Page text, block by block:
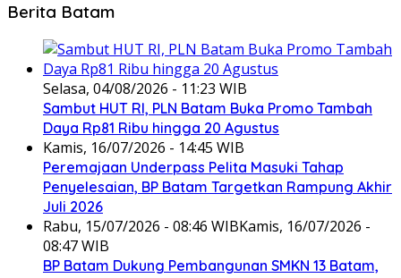
Berita Batam
Selasa, 04/08/2026 - 11:23 WIB
Sambut HUT RI, PLN Batam Buka Promo Tambah
Daya Rp81 Ribu hingga 20 Agustus
Kamis, 16/07/2026 - 14:45 WIB
Peremajaan Underpass Pelita Masuki Tahap
Penyelesaian, BP Batam Targetkan Rampung Akhir
Juli 2026
Rabu, 15/07/2026 - 08:46 WIBKamis, 16/07/2026 -
08:47 WIB
BP Batam Dukung Pembangunan SMKN 13 Batam,